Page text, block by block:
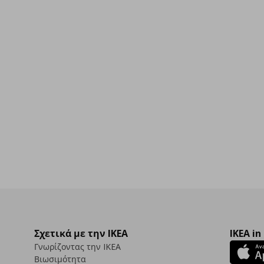
Σχετικά με την IKEA
Γνωρίζοντας την IKEA
Βιωσιμότητα
IKEA